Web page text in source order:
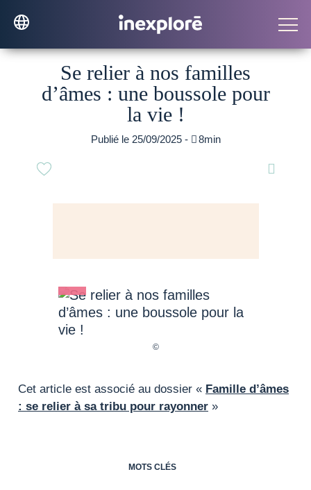
Se relier à nos familles
d’âmes : une boussole pour
la vie !
Publié le 25/09/2025 - 8min

Cet article est associé au dossier « Famille d’âmes
: se relier à sa tribu pour rayonner »
MOTS CLÉS